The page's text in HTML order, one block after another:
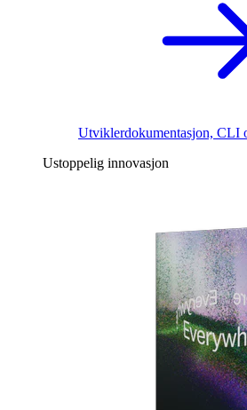
Utviklerdokumentasjon, CLI
Ustoppelig innovasjon